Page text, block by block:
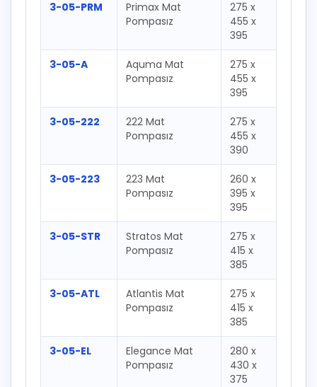
3-05-PRM
Primax Mat
Pompasız
275 x
455 x
395
3-05-A
Aquma Mat
Pompasız
275 x
455 x
395
3-05-222
222 Mat
Pompasız
275 x
455 x
390
3-05-223
223 Mat
Pompasız
260 x
395 x
395
3-05-STR
Stratos Mat
Pompasız
275 x
415 x
385
3-05-ATL
Atlantis Mat
Pompasız
275 x
415 x
385
3-05-EL
Elegance Mat
Pompasız
280 x
430 x
375